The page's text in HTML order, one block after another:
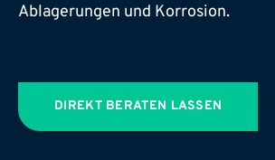
Ablagerungen und Korrosion.
DIREKT BERATEN LASSEN